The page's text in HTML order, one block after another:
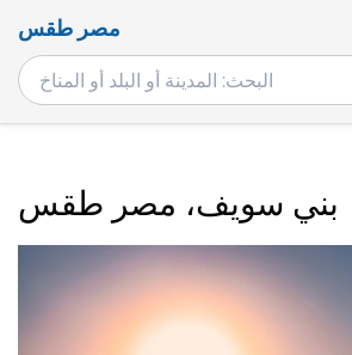
مصر طقس
بني سويف، مصر طقس